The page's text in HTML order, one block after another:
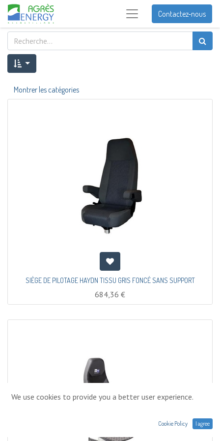
Contactez-nous
Montrer les catégories
SIÈGE DE PILOTAGE HAYDN TISSU GRIS FONCÉ SANS SUPPORT
684,36 €
We use cookies to provide you a better user experience.
Cookie Policy I agree